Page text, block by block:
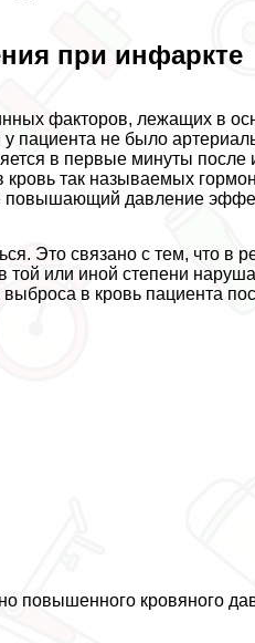
при инфаркте
факторов, лежащих в
пациента не было
в первые минуты после
так называемых
повышающий давление
Это связано с тем, что в
или иной степени
в кровь пациента
повышенного кровяного